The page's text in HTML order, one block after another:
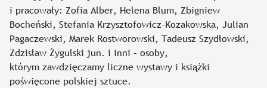
i pracowały: Zofia Alber, Helena Blum, Zbigniew
Bocheński, Stefania Krzysztofowicz-Kozakowska, Julian
Pagaczewski, Marek Rostworowski, Tadeusz Szydłowski,
Zdzisław Żygulski jun. i inni – osoby,
którym zawdzięczamy liczne wystawy i książki
poświęcone polskiej sztuce.